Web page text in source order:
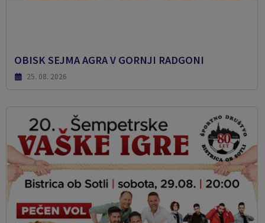
OBISK SEJMA AGRA V GORNJI RADGONI
25. 08. 2026